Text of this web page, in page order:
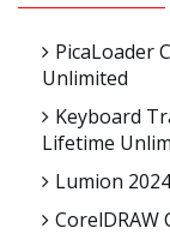
PicaLoader
Unlimited
Keyboard
Lifetime
Lumion
CorelDRAW